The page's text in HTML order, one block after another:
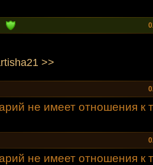
>>
не имеет отношения к
не имеет отношения к